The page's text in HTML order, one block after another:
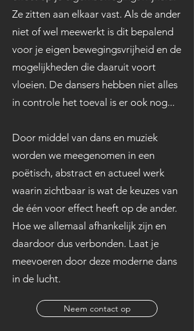
Ze zitten aan elkaar vast. Als de ander
niet of wel ​meewerkt is dit bepalend
voor je eigen bewegingsvrijheid en de
mogelijkheden die daaruit voort
vloeien. De dansers hebben niet alles
in controle het toeval is er ook nog...
Door middel van dans en muziek
worden we meegenomen in een
poëtisch, abstract en actueel werk
waarin zichtbaar is wat de keuzes van
de één voor effect heeft op de ander.
Hoe we allemaal afhankelijk zijn en
daardoor dus verbonden. Laat je
meevoeren door deze moderne dans
in de lucht.
Neem contact op